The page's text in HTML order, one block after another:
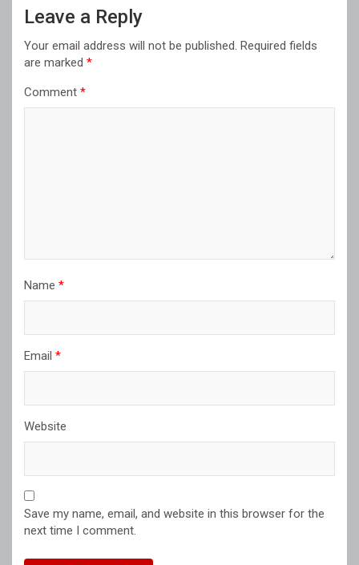
Leave a Reply
Your email address will not be published. Required fields
are marked *
Comment *
Name *
Email *
Website
Save my name, email, and website in this browser for the
next time I comment.